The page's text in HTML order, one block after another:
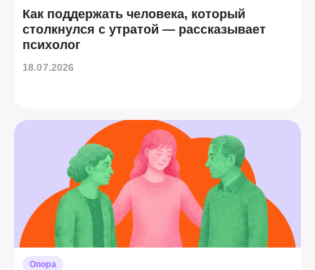
Как поддержать человека, который
столкнулся с утратой — рассказывает
психолог
18.07.2026
Опора